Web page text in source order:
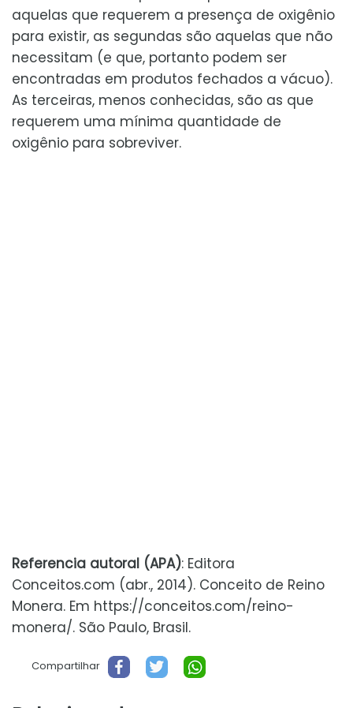
aquelas que requerem a presença de oxigênio
para existir, as segundas são aquelas que não
necessitam (e que, portanto podem ser
encontradas em produtos fechados a vácuo).
As terceiras, menos conhecidas, são as que
requerem uma mínima quantidade de
oxigênio para sobreviver.
Referencia autoral (APA): Editora
Conceitos.com (abr., 2014). Conceito de Reino
Monera. Em https://conceitos.com/reino-
monera/. São Paulo, Brasil.
Compartilhar